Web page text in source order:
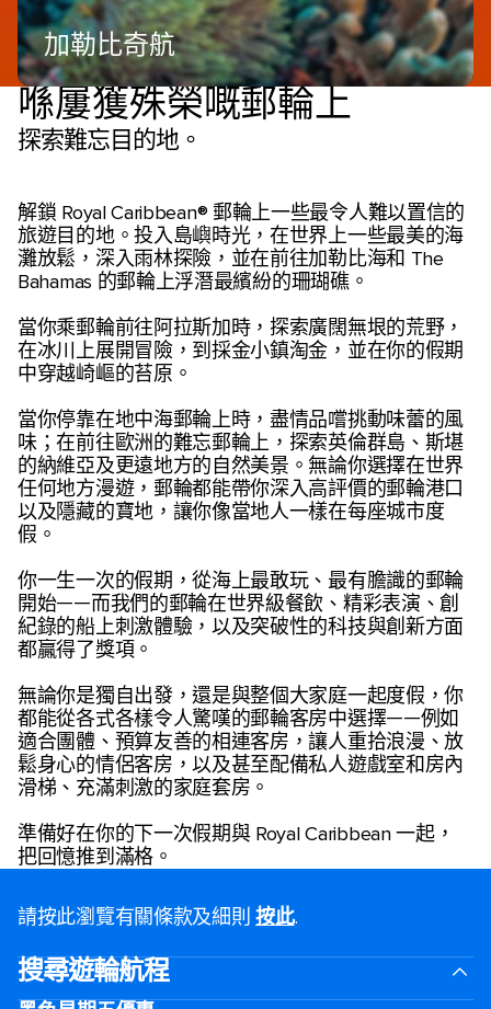
加勒比奇航
喺屢獲殊榮嘅郵輪上
探索難忘目的地。
解鎖 Royal Caribbean® 郵輪上一些最令人難以置信的
旅遊目的地。投入島嶼時光，在世界上一些最美的海
灘放鬆，深入雨林探險，並在前往加勒比海和 The
Bahamas 的郵輪上浮潛最繽紛的珊瑚礁。
當你乘郵輪前往阿拉斯加時，探索廣闊無垠的荒野，
在冰川上展開冒險，到採金小鎮淘金，並在你的假期
中穿越崎嶇的苔原。
當你停靠在地中海郵輪上時，盡情品嚐挑動味蕾的風
味；在前往歐洲的難忘郵輪上，探索英倫群島、斯堪
的納維亞及更遠地方的自然美景。無論你選擇在世界
任何地方漫遊，郵輪都能帶你深入高評價的郵輪港口
以及隱藏的寶地，讓你像當地人一樣在每座城市度
假。
你一生一次的假期，從海上最敢玩、最有膽識的郵輪
開始——而我們的郵輪在世界級餐飲、精彩表演、創
紀錄的船上刺激體驗，以及突破性的科技與創新方面
都贏得了獎項。
無論你是獨自出發，還是與整個大家庭一起度假，你
都能從各式各樣令人驚嘆的郵輪客房中選擇——例如
適合團體、預算友善的相連客房，讓人重拾浪漫、放
鬆身心的情侶客房，以及甚至配備私人遊戲室和房內
滑梯、充滿刺激的家庭套房。
準備好在你的下一次假期與 Royal Caribbean 一起，
把回憶推到滿格。
請按此瀏覽有關條款及細則按此.
搜尋遊輪航程